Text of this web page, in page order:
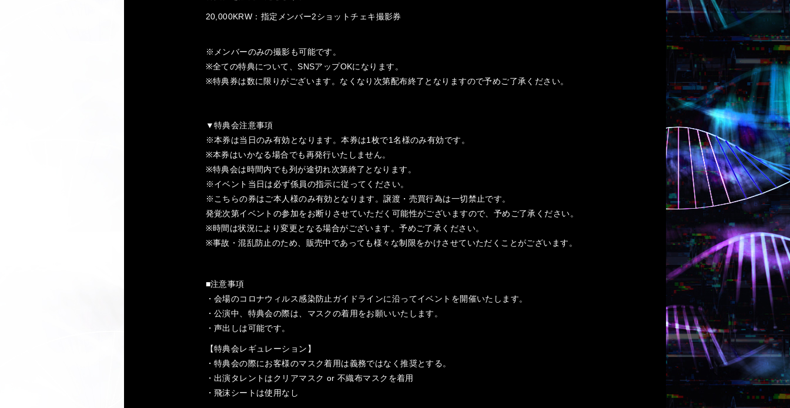
20,000KRW：指定メンバー2ショットチェキ撮影券
※メンバーのみの撮影も可能です。
※全ての特典について、SNSアップOKになります。
※特典券は数に限りがございます。なくなり次第配布終了となりますので予めご了承ください。
▼特典会注意事項
※本券は当日のみ有効となります。本券は1枚で1名様のみ有効です。
※本券はいかなる場合でも再発行いたしません。
※特典会は時間内でも列が途切れ次第終了となります。
※イベント当日は必ず係員の指示に従ってください。
※こちらの券はご本人様のみ有効となります。譲渡・売買行為は一切禁止です。
発覚次第イベントの参加をお断りさせていただく可能性がございますので、予めご了承ください。
※時間は状況により変更となる場合がございます。予めご了承ください。
※事故・混乱防止のため、販売中であっても様々な制限をかけさせていただくことがございます。
■注意事項
・会場のコロナウィルス感染防止ガイドラインに沿ってイベントを開催いたします。
・公演中、特典会の際は、マスクの着用をお願いいたします。
・声出しは可能です。
【特典会レギュレーション】
・特典会の際にお客様のマスク着用は義務ではなく推奨とする。
・出演タレントはクリアマスク or 不織布マスクを着用
・飛沫シートは使用なし